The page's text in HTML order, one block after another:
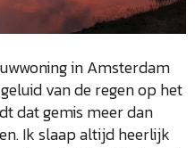
in Amsterdam
van de regen op het
dat gemis meer dan
Ik slaap altijd heerlijk